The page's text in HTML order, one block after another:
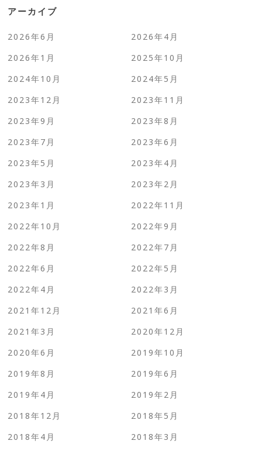
アーカイブ
2026年6月
2026年4月
2026年1月
2025年10月
2024年10月
2024年5月
2023年12月
2023年11月
2023年9月
2023年8月
2023年7月
2023年6月
2023年5月
2023年4月
2023年3月
2023年2月
2023年1月
2022年11月
2022年10月
2022年9月
2022年8月
2022年7月
2022年6月
2022年5月
2022年4月
2022年3月
2021年12月
2021年6月
2021年3月
2020年12月
2020年6月
2019年10月
2019年8月
2019年6月
2019年4月
2019年2月
2018年12月
2018年5月
2018年4月
2018年3月